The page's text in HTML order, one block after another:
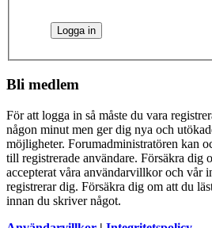
Bli medlem
För att logga in så måste du vara
någon minut men ger dig nya och
möjligheter. Forumadministratören kan
till registrerade användare. Försäkra dig
accepterat våra användarvillkor och vår
registrerar dig. Försäkra dig om att du
innan du skriver något.